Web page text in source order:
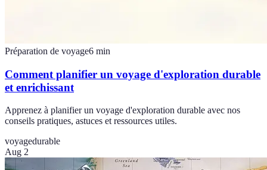
Préparation de voyage6 min
Comment planifier un voyage d'exploration durable
et enrichissant
Apprenez à planifier un voyage d'exploration durable avec nos
conseils pratiques, astuces et ressources utiles.
voyagedurable
Aug 2